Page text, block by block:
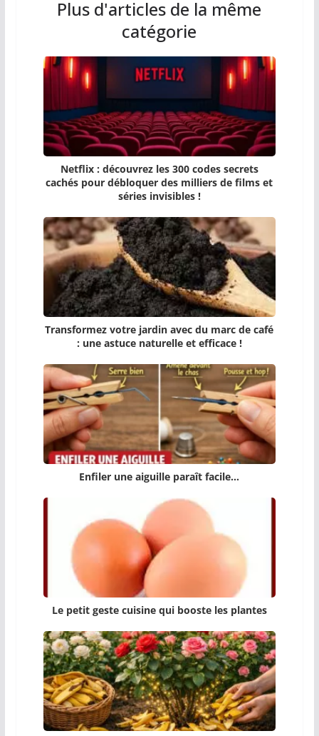
Plus d'articles de la même
catégorie
Netflix : découvrez les 300 codes secrets
cachés pour débloquer des milliers de films et
séries invisibles !
Transformez votre jardin avec du marc de café
: une astuce naturelle et efficace !
Enfiler une aiguille paraît facile…
Le petit geste cuisine qui booste les plantes